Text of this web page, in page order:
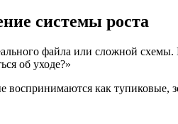
системы роста
файла или сложной
об уходе?»
воспринимаются как тупиковые,